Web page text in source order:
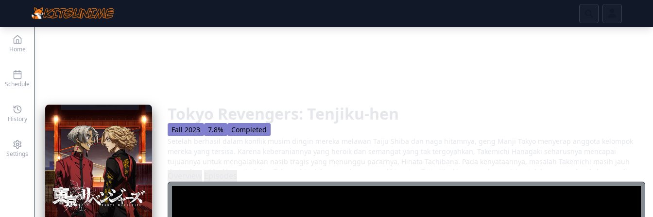
Home
Schedule
History
Settings
Tokyo Revengers: Tenjiku-hen
Fall 2023 7.8%
Completed
Setelah berhasil dalam konflik musim dingin mereka melawan Taiju Shiba dan naga hitamnya, geng Manji Tokyo menyerap anggota kelompok
mereka yang tersisa. Karena keberaniannya yang heroik dan semangat yang tak tergoyahkan, Takemichi Hanagaki seharusnya mencapai
tujuannya untuk mengalahkan nasib tragis yang menunggu pacarnya, Hinata Tachibana. Pada kenyataannya, masalah Takemichi masih jauh
dari selesai. Meskipun tindakan Takemichi telah mengekspos pengkhianatan Tetta Kisaki, pemecah conniving telah menemukan kekuatan di
tempat lain: Tenjiku, geng berbahaya yang dipimpin oleh Izana Kurokawa yang penuh teka -teki. Izana mengarahkan pandangannya pada